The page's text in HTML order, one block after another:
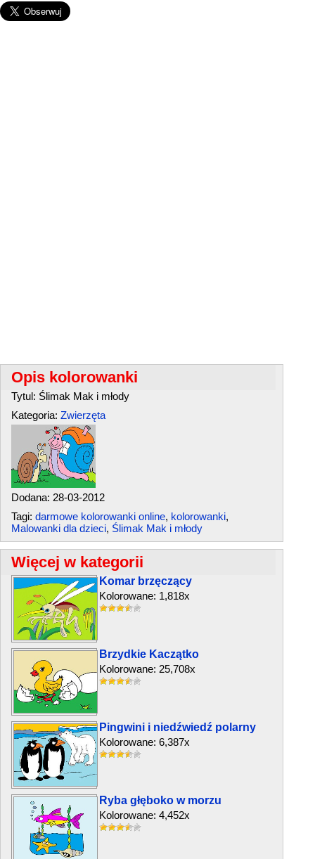
Opis kolorowanki
Tytul: Ślimak Mak i młody
Kategoria: Zwierzęta
Dodana: 28-03-2012
Tagi: darmowe kolorowanki online, kolorowanki,
Malowanki dla dzieci, Ślimak Mak i młody
Więcej w kategorii
Komar brzęczący
Kolorowane: 1,818x
Brzydkie Kaczątko
Kolorowane: 25,708x
Pingwini i niedźwiedź polarny
Kolorowane: 6,387x
Ryba głęboko w morzu
Kolorowane: 4,452x